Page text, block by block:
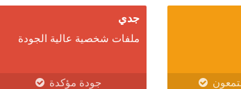
جدي
ملفات شخصية عالية الجودة
جودة مؤكدة